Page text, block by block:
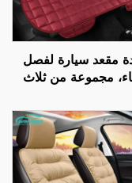
مقعد سيارة لفصل
مجموعة من ثلاث
تصميم مخملي أمامي
للانزلاق، تصميم
مجانًا للسيارة